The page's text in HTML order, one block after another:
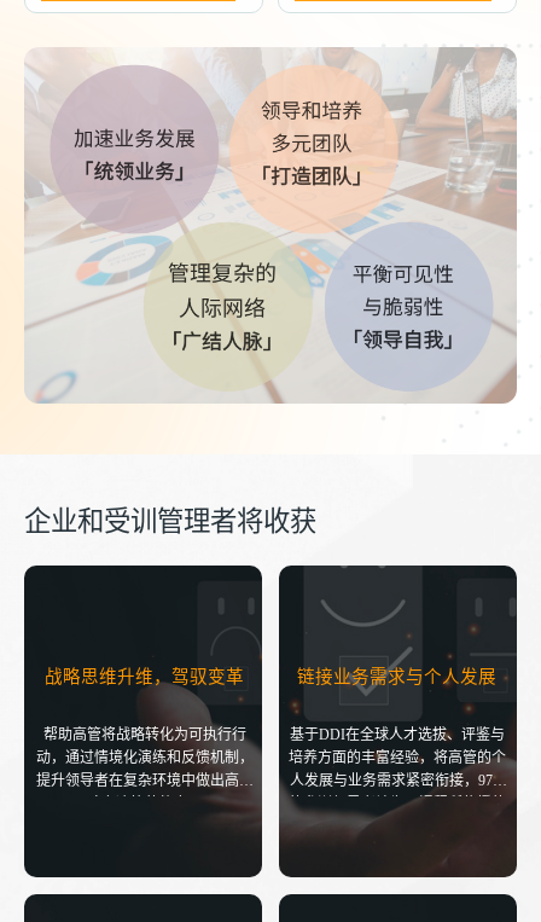
企业和受训管理者将收获
战略思维升维，驾驭变革
帮助高管将战略转化为可执行行
动，通过情境化演练和反馈机制，
提升领导者在复杂环境中做出高影
链接业务需求与个人发展
基于DDI在全球人才选拔、评鉴与
培养方面的丰富经验，将高管的个
人发展与业务需求紧密衔接，97%
的参训领导者认为，课程所传授的
技能和理念对其工作至关重要。